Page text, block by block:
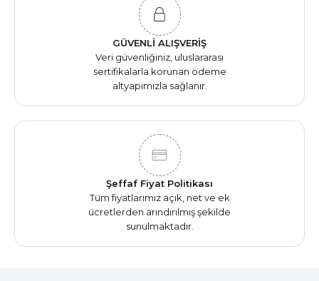
GÜVENLİ ALIŞVERİŞ
Veri güvenliğiniz, uluslararası
sertifikalarla korunan ödeme
altyapımızla sağlanır.
Şeffaf Fiyat Politikası
Tüm fiyatlarımız açık, net ve ek
ücretlerden arındırılmış şekilde
sunulmaktadır.